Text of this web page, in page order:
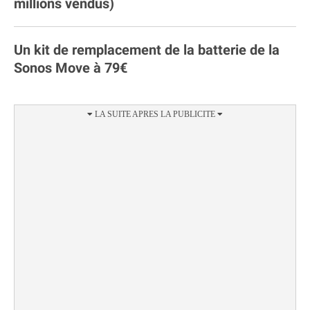
Un kit de remplacement de la batterie de la
Sonos Move à 79€